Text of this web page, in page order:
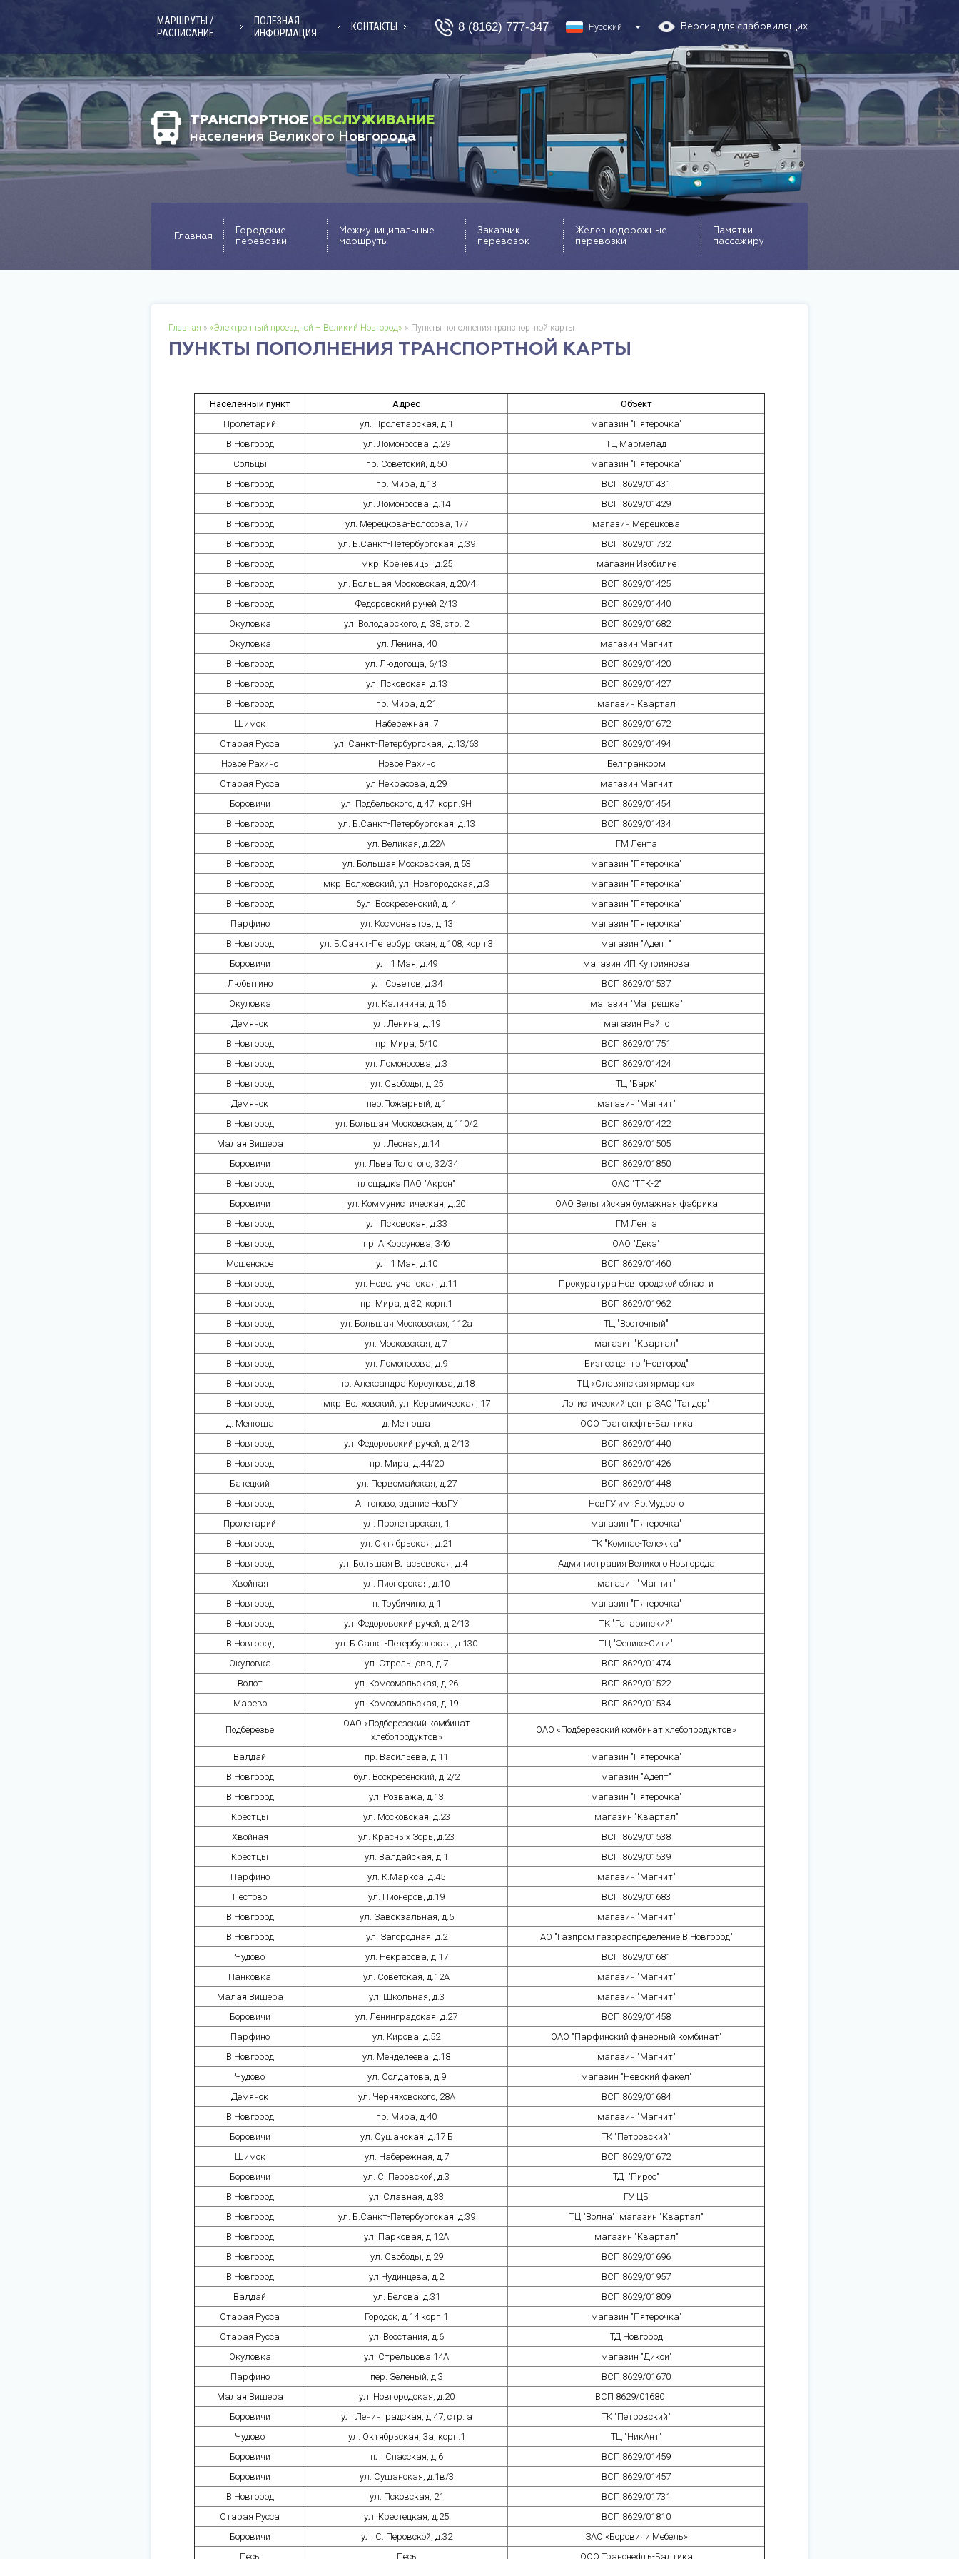
МАРШРУТЫ /
РАСПИСАНИЕ
ПОЛЕЗНАЯ
ИНФОРМАЦИЯ
КОНТАКТЫ 8 (8162) 777-347 Русский Версия для слабовидящих
ТРАНСПОРТНОЕОБСЛУЖИВАНИЕ
населения Великого Новгорода
Главная
Городские
перевозки
Межмуниципальные
маршруты
Заказчик
перевозок
Железнодорожные
перевозки
Памятки
пассажиру
Главная » «Электронный проездной – Великий Новгород» » Пункты пополнения транспортной карты
ПУНКТЫ ПОПОЛНЕНИЯ ТРАНСПОРТНОЙ КАРТЫ
Населённый пункт Адрес
Объект
Пролетарий
ул. Пролетарская, д.1
магазин "Пятерочка"
В.Новгород
ул. Ломоносова, д.29
ТЦ Мармелад
Сольцы
пр. Советский, д.50
магазин "Пятерочка"
В.Новгород
пр. Мира, д.13
ВСП 8629/01431
В.Новгород
ул. Ломоносова, д.14
ВСП 8629/01429
В.Новгород
ул. Мерецкова-Волосова, 1/7
магазин Мерецкова
В.Новгород
ул. Б.Санкт-Петербургская, д.39
ВСП 8629/01732
В.Новгород
мкр. Кречевицы, д.25
магазин Изобилие
В.Новгород
ул. Большая Московская, д.20/4
ВСП 8629/01425
В.Новгород
Федоровский ручей 2/13
ВСП 8629/01440
Окуловка
ул. Володарского, д. 38, стр. 2
ВСП 8629/01682
Окуловка
ул. Ленина, 40
магазин Магнит
В.Новгород
ул. Людогоща, 6/13
ВСП 8629/01420
В.Новгород
ул. Псковская, д.13
ВСП 8629/01427
В.Новгород
пр. Мира, д.21
магазин Квартал
Шимск
Набережная, 7
ВСП 8629/01672
Старая Русса
ул. Санкт-Петербургская, д.13/63
ВСП 8629/01494
Новое Рахино
Новое Рахино
Белгранкорм
Старая Русса
ул.Некрасова, д.29
магазин Магнит
Боровичи
ул. Подбельского, д.47, корп.9Н
ВСП 8629/01454
В.Новгород
ул. Б.Санкт-Петербургская, д.13
ВСП 8629/01434
В.Новгород
ул. Великая, д.22А
ГМ Лента
В.Новгород
ул. Большая Московская, д.53
магазин "Пятерочка"
В.Новгород
мкр. Волховский, ул. Новгородская, д.3
магазин "Пятерочка"
В.Новгород
бул. Воскресенский, д. 4
магазин "Пятерочка"
Парфино
ул. Космонавтов, д.13
магазин "Пятерочка"
В.Новгород
ул. Б.Санкт-Петербургская, д.108, корп.3
магазин "Адепт"
Боровичи
ул. 1 Мая, д.49
магазин ИП Куприянова
Любытино
ул. Советов, д.34
ВСП 8629/01537
Окуловка
ул. Калинина, д.16
магазин "Матрешка"
Демянск
ул. Ленина, д.19
магазин Райпо
В.Новгород
пр. Мира, 5/10
ВСП 8629/01751
В.Новгород
ул. Ломоносова, д.3
ВСП 8629/01424
В.Новгород
ул. Свободы, д.25
ТЦ "Барк"
Демянск
пер.Пожарный, д.1
магазин "Магнит"
В.Новгород
ул. Большая Московская, д.110/2
ВСП 8629/01422
Малая Вишера
ул. Лесная, д.14
ВСП 8629/01505
Боровичи
ул. Льва Толстого, 32/34
ВСП 8629/01850
В.Новгород
площадка ПАО "Акрон"
ОАО "ТГК-2"
Боровичи
ул. Коммунистическая, д.20
ОАО Вельгийская бумажная фабрика
В.Новгород
ул. Псковская, д.33
ГМ Лента
В.Новгород
пр. А.Корсунова, 34б
ОАО "Дека"
Мошенское
ул. 1 Мая, д.10
ВСП 8629/01460
В.Новгород
ул. Новолучанская, д.11
Прокуратура Новгородской области
В.Новгород
пр. Мира, д.32, корп.1
ВСП 8629/01962
В.Новгород
ул. Большая Московская, 112а
ТЦ "Восточный"
В.Новгород
ул. Московская, д.7
магазин "Квартал"
В.Новгород
ул. Ломоносова, д.9
Бизнес центр "Новгород"
В.Новгород
пр. Александра Корсунова, д.18
ТЦ «Славянская ярмарка»
В.Новгород
мкр. Волховский, ул. Керамическая, 17
Логистический центр ЗАО "Тандер"
д. Менюша
д. Менюша
ООО Транснефть-Балтика
В.Новгород
ул. Федоровский ручей, д.2/13
ВСП 8629/01440
В.Новгород
пр. Мира, д.44/20
ВСП 8629/01426
Батецкий
ул. Первомайская, д.27
ВСП 8629/01448
В.Новгород
Антоново, здание НовГУ
НовГУ им. Яр.Мудрого
Пролетарий
ул. Пролетарская, 1
магазин "Пятерочка"
В.Новгород
ул. Октябрьская, д.21
ТК "Компас-Тележка"
В.Новгород
ул. Большая Власьевская, д.4
Администрация Великого Новгорода
Хвойная
ул. Пионерская, д.10
магазин "Магнит"
В.Новгород
п. Трубичино, д.1
магазин "Пятерочка"
В.Новгород
ул. Федоровский ручей, д.2/13
ТК "Гагаринский"
В.Новгород
ул. Б.Санкт-Петербургская, д.130
ТЦ "Феникс-Сити"
Окуловка
ул. Стрельцова, д.7
ВСП 8629/01474
Волот
ул. Комсомольская, д.26
ВСП 8629/01522
Марево
ул. Комсомольская, д.19 ВСП 8629/01534
Подберезье
ОАО «Подберезский комбинат
хлебопродуктов»
ОАО «Подберезский комбинат хлебопродуктов»
Валдай пр. Васильева, д.11
магазин "Пятерочка"
В.Новгород
бул. Воскресенский, д.2/2
магазин "Адепт"
В.Новгород
ул. Розважа, д.13
магазин "Пятерочка"
Крестцы
ул. Московская, д.23
магазин "Квартал"
Хвойная
ул. Красных Зорь, д.23
ВСП 8629/01538
Крестцы
ул. Валдайская, д.1
ВСП 8629/01539
Парфино
ул. К.Маркса, д.45
магазин "Магнит"
Пестово
ул. Пионеров, д.19
ВСП 8629/01683
В.Новгород
ул. Завокзальная, д.5
магазин "Магнит"
В.Новгород
ул. Загородная, д.2
АО "Газпром газораспределение В.Новгород"
Чудово
ул. Некрасова, д.17
ВСП 8629/01681
Панковка
ул. Советская, д.12А
магазин "Магнит"
Малая Вишера
ул. Школьная, д.3
магазин "Магнит"
Боровичи
ул. Ленинградская, д.27
ВСП 8629/01458
Парфино
ул. Кирова, д.52
ОАО "Парфинский фанерный комбинат"
В.Новгород
ул. Менделеева, д.18
магазин "Магнит"
Чудово
ул. Солдатова, д.9
магазин "Невский факел"
Демянск
ул. Черняховского, 28А
ВСП 8629/01684
В.Новгород
пр. Мира, д.40
магазин "Магнит"
Боровичи
ул. Сушанская, д.17 Б
ТК "Петровский"
Шимск
ул. Набережная, д.7
ВСП 8629/01672
Боровичи
ул. С. Перовской, д.3
ТД "Пирос"
В.Новгород
ул. Славная, д.33
ГУ ЦБ
В.Новгород
ул. Б.Санкт-Петербургская, д.39
ТЦ "Волна", магазин "Квартал"
В.Новгород
ул. Парковая, д.12А
магазин "Квартал"
В.Новгород
ул. Свободы, д.29
ВСП 8629/01696
В.Новгород
ул.Чудинцева, д.2
ВСП 8629/01957
Валдай
ул. Белова, д.31
ВСП 8629/01809
Старая Русса
Городок, д.14 корп.1
магазин "Пятерочка"
Старая Русса
ул. Восстания, д.6
ТД Новгород
Окуловка
ул. Стрельцова 14А
магазин "Дикси"
Парфино
пер. Зеленый, д.3
ВСП 8629/01670
Малая Вишера
ул. Новгородская, д.20
ВСП 8629/01680
Боровичи
ул. Ленинградская, д.47, стр. а
ТК "Петровский"
Чудово
ул. Октябрьская, 3а, корп.1
ТЦ "НикАнт"
Боровичи
пл. Спасская, д.6
ВСП 8629/01459
Боровичи
ул. Сушанская, д.1в/3
ВСП 8629/01457
В.Новгород
ул. Псковская, 21
ВСП 8629/01731
Старая Русса
ул. Крестецкая, д.25
ВСП 8629/01810
Боровичи
ул. С. Перовской, д.32
ЗАО «Боровичи Мебель»
Песь
Песь ООО Транснефть-Балтика